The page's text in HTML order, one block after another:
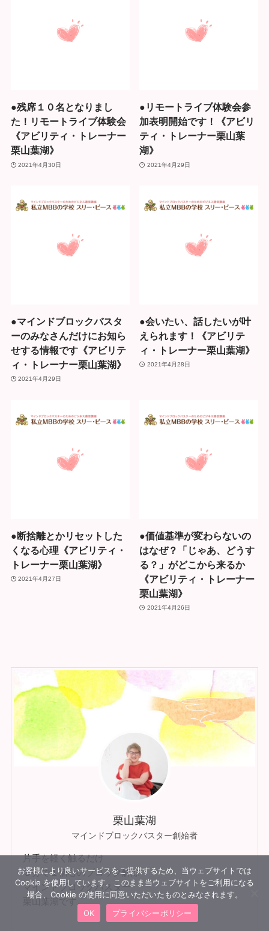
●残席１０名となりまし
た！リモートライブ体験会
《アビリティ・トレーナー
栗山葉湖》
2021年4月30日
●リモートライブ体験会参
加表明開始です！《アビリ
ティ・トレーナー栗山葉
湖》
2021年4月29日
●マインドブロックバスタ
ーのみなさんだけにお知ら
せする情報です《アビリテ
ィ・トレーナー栗山葉湖》
2021年4月29日
●会いたい、話したいが叶
えられます！《アビリテ
ィ・トレーナー栗山葉湖》
2021年4月28日
●断捨離とかリセットした
くなる心理《アビリティ・
トレーナー栗山葉湖》
2021年4月27日
●価値基準が変わらないの
はなぜ？「じゃあ、どうす
る？」がどこから来るか
《アビリティ・トレーナー
栗山葉湖》
2021年4月26日
栗山葉湖
マインドブロックバスター創始者
片手を軽く触るだけ
３分で１個心のブロック解除
マインドブロックバスター
栗山葉湖です。
お客様により良いサービスをご提供するため、当ウェブサイトでは
Cookie を使用しています。このまま当ウェブサイトをご利用になる
場合、Cookie の使用に同意いただいたものとみなされます。
OK
プライバシーポリシー